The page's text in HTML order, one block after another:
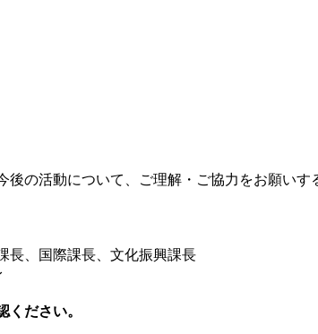
の活動について、ご理解・ご協力をお願いす
⾧、国際課⾧、文化振興課⾧
ください。